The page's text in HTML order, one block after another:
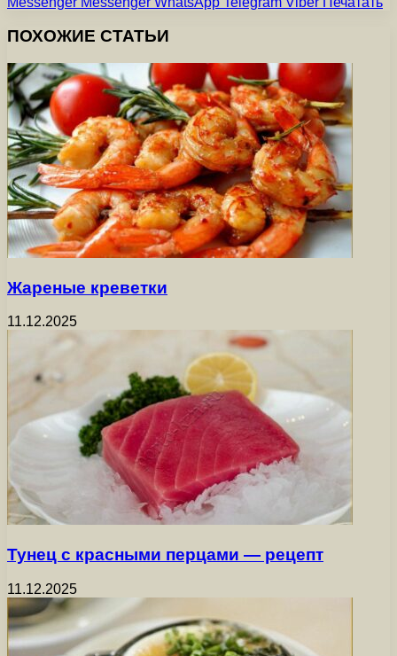
ПОХОЖИЕ СТАТЬИ
Жареные креветки
11.12.2025
Тунец с красными перцами — рецепт
11.12.2025